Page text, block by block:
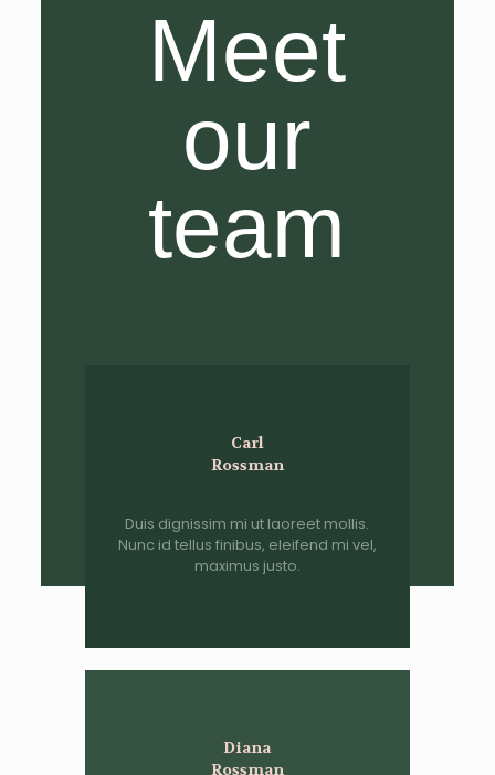
Meet
our
team
Carl
Rossman
Duis dignissim mi ut laoreet mollis.
Nunc id tellus finibus, eleifend mi vel,
maximus justo.
Diana
Rossman